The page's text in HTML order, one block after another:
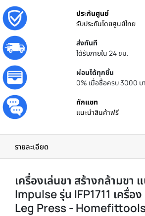
ประกันศูนย์
รับประกันโดยศูนย์ไทย
ส่งทันที
ได้รับภายใน 24 ชม.
ผ่อนได้ทุกชิ้น
0% เมื่อซื้อครบ 3000 บ
ทักแชท
แนะนำสินค้าฟรี
รายละเอียด
เครื่องเล่นขา สร้างกล้ามขา
Impulse รุ่น IFP1711 เครื่อ
Leg Press -